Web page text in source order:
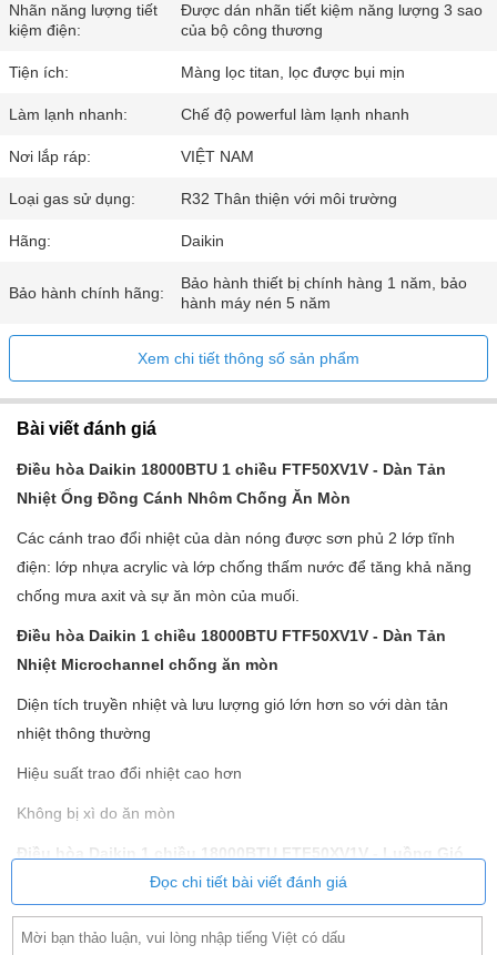
Nhãn năng lượng tiết
kiệm điện:
Được dán nhãn tiết kiệm năng lượng 3 sao
của bộ công thương
Tiện ích: Màng lọc titan, lọc được bụi mịn
Làm lạnh nhanh: Chế độ powerful làm lạnh nhanh
Nơi lắp ráp: VIỆT NAM
Loại gas sử dụng: R32 Thân thiện với môi trường
Hãng: Daikin
Bảo hành chính hãng:
Bảo hành thiết bị chính hàng 1 năm, bảo
hành máy nén 5 năm
Xem chi tiết thông số sản phẩm
Bài viết đánh giá
Điều hòa Daikin 18000BTU 1 chiều FTF50XV1V - Dàn Tản
Nhiệt Ống Đồng Cánh Nhôm Chống Ăn Mòn
Các cánh trao đổi nhiệt của dàn nóng được sơn phủ 2 lớp tĩnh
điện: lớp nhựa acrylic và lớp chống thấm nước để tăng khả năng
chống mưa axit và sự ăn mòn của muối.
Điều hòa Daikin 1 chiều 18000BTU FTF50XV1V - Dàn Tản
Nhiệt Microchannel chống ăn mòn
Diện tích truyền nhiệt và lưu lượng gió lớn hơn so với dàn tản
nhiệt thông thường
Hiệu suất trao đổi nhiệt cao hơn
Không bị xì do ăn mòn
Điều hòa Daikin 1 chiều 18000BTU FTF50XV1V - Luồng Gió
Cánh Đảo Gió Đơn / Cánh Đảo Gió Kép
Đọc chi tiết bài viết đánh giá